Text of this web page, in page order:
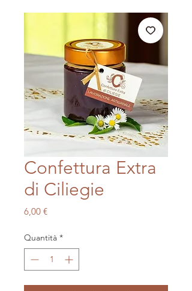
Confettura Extra
di Ciliegie
6,00 €Prezzo
Quantità *